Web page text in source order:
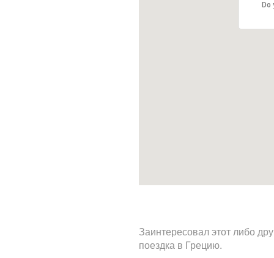
Заинтересовал этот либо
поездка в Грецию.